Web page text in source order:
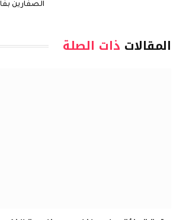
الصفارين
المقالات ذات الصلة